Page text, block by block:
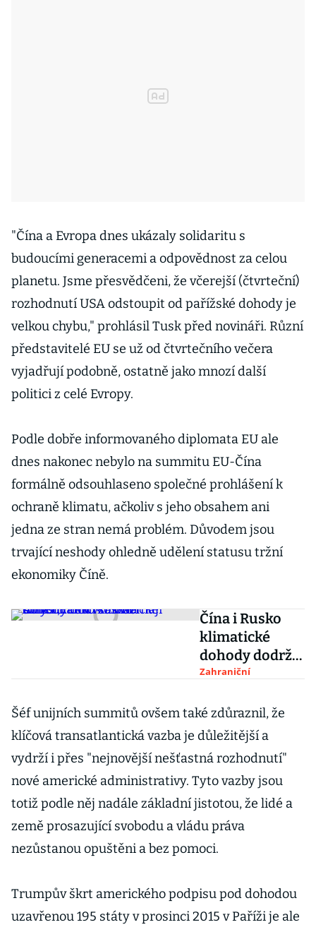
"Čína a Evropa dnes ukázaly solidaritu s
budoucími generacemi a odpovědnost za celou
planetu. Jsme přesvědčeni, že včerejší (čtvrteční)
rozhodnutí USA odstoupit od pařížské dohody je
velkou chybu," prohlásil Tusk před novináři. Různí
představitelé EU se už od čtvrtečního večera
vyjadřují podobně, ostatně jako mnozí další
politici z celé Evropy.
Podle dobře informovaného diplomata EU ale
dnes nakonec nebylo na summitu EU-Čína
formálně odsouhlaseno společné prohlášení k
ochraně klimatu, ačkoliv s jeho obsahem ani
jedna ze stran nemá problém. Důvodem jsou
trvající neshody ohledně udělení statusu tržní
ekonomiky Číně.
Čína i Rusko
klimatické
dohody dodrží.
Bez Američanů
smysl, míní
Moskva
Zahraniční
Šéf unijních summitů ovšem také zdůraznil, že
klíčová transatlantická vazba je důležitější a
vydrží i přes "nejnovější nešťastná rozhodnutí"
nové americké administrativy. Tyto vazby jsou
totiž podle něj nadále základní jistotou, že lidé a
země prosazující svobodu a vládu práva
nezůstanou opuštěni a bez pomoci.
Trumpův škrt amerického podpisu pod dohodou
uzavřenou 195 státy v prosinci 2015 v Paříži je ale